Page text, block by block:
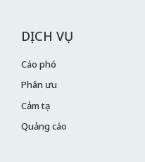
DỊCH VỤ
Cáo phó
Phân ưu
Cảm tạ
Quảng cáo